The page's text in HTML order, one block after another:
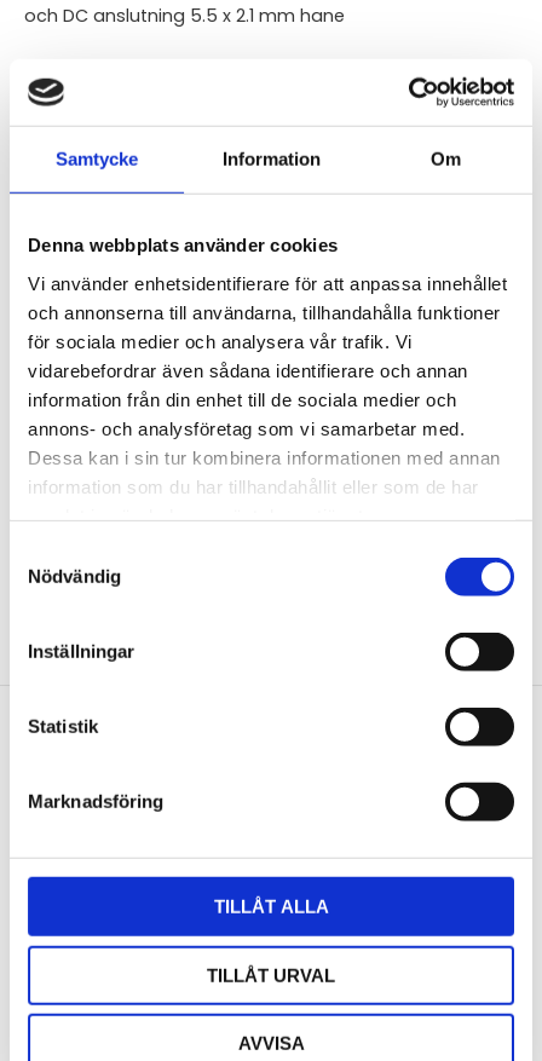
Samtycke Information Om
Denna webbplats använder cookies
Vi använder enhetsidentifierare för att anpassa innehållet
och annonserna till användarna, tillhandahålla funktioner
för sociala medier och analysera vår trafik. Vi
vidarebefordrar även sådana identifierare och annan
information från din enhet till de sociala medier och
annons- och analysföretag som vi samarbetar med.
Dessa kan i sin tur kombinera informationen med annan
information som du har tillhandahållit eller som de har
Nödvändig
Inställningar
Statistik
Marknadsföring
TILLÅT ALLA
TILLÅT URVAL
AVVISA
och DC anslutning 5.5 x 2.1 mm hane
STÄLL EN FRÅGA OM PRODUKTEN
Du
Bli den första att lämna ett omdöme.
Anmäl dig till vårt nyhetsbrev och ta del av de
Dina personuppgifter behandlas i enlighet med vårintegritetspolicy.
Om Acandia
Acandia är ett svenskt företag som distribuerar
produkter som industriroutrar, dataloggrar, givare och